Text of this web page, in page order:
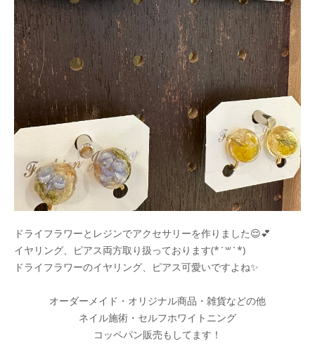
ドライフラワーとレジンでアクセサリーを作りました😌💕
イヤリング、ピアス両方取り扱っております(*´꒳`*)
ドライフラワーのイヤリング、ピアス可愛いですよね✨
オーダーメイド・オリジナル商品・雑貨などの他
ネイル施術・セルフホワイトニング
コッペパン販売もしてます！